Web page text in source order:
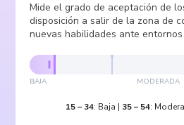
Mide el grado de aceptación de
disposición a salir de la zona de
nuevas habilidades ante
BAJA MODERADA
15– 34: Baja | 35– 54: